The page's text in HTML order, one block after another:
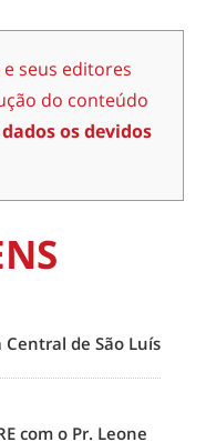
seus editores
do conteúdo
os devidos
de São Luís
com o Pr. Leone